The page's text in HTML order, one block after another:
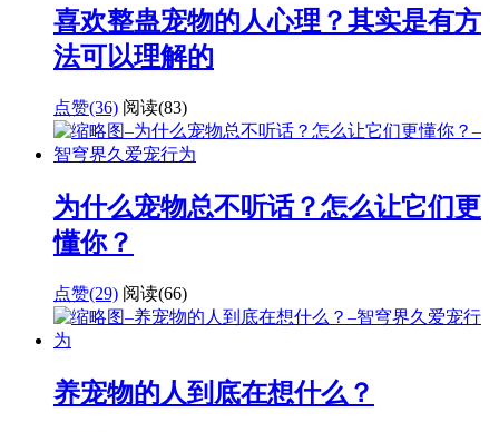
喜欢整蛊宠物的人心理？其实是有方
法可以理解的
点赞(36) 阅读(83)
为什么宠物总不听话？怎么让它们更
懂你？
点赞(29) 阅读(66)
养宠物的人到底在想什么？